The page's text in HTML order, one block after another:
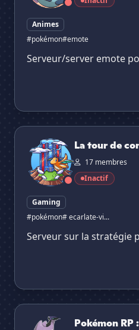
Animes
#pokémon#emote
Serveur/server emote
La tour de combat - Serveur
La tour de
17 membres
Inactif
Gaming
#pokémon# ecarlate-vi...
Serveur sur la stratégie
Pokémon RP : Paix &
Pokémon RP